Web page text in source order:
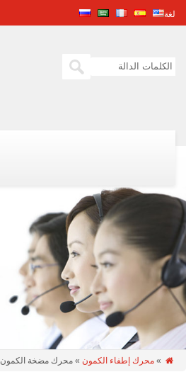
لغة

» محرك إطفاء الكمون» محرك مضخة الكمون QSB6.7-P230 170KW@2900rpm